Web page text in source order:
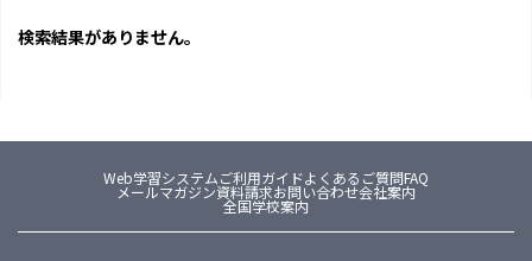
検索結果がありません。
Web学習システムご利用ガイドよくあるご質問FAQ
メールマガジン資料請求お問い合わせ会社案内
全国学校案内